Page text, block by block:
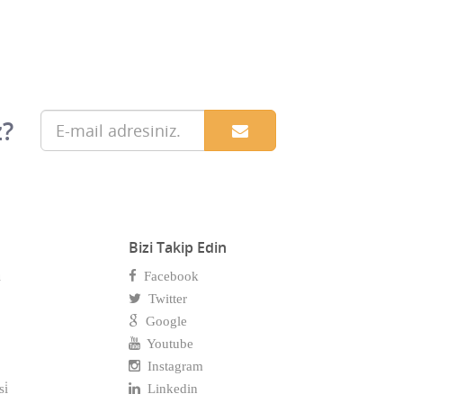
Bizi Takip Edin
Facebook
Twitter
Google
Youtube
Instagram
Linkedin